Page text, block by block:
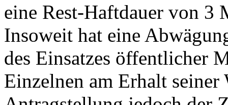
eine Rest-Haftdauer von 3
Insoweit hat eine
des Einsatzes öffentlicher
Einzelnen am Erhalt